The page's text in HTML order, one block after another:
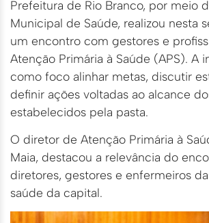
Prefeitura de Rio Branco, por meio
Municipal de Saúde, realizou nesta
um encontro com gestores e
Atenção Primária à Saúde (APS). A
como foco alinhar metas, discutir
definir ações voltadas ao alcance
estabelecidos pela pasta.
O diretor de Atenção Primária à
Maia, destacou a relevância do
diretores, gestores e enfermeiros
saúde da capital.